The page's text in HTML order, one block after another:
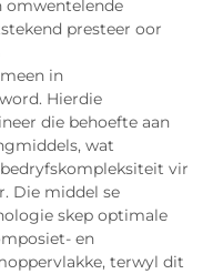
omwentelende
presteer oor
in
Hierdie
die behoefte aan
wat
vir
Die middel se
skep optimale
en
terwyl dit